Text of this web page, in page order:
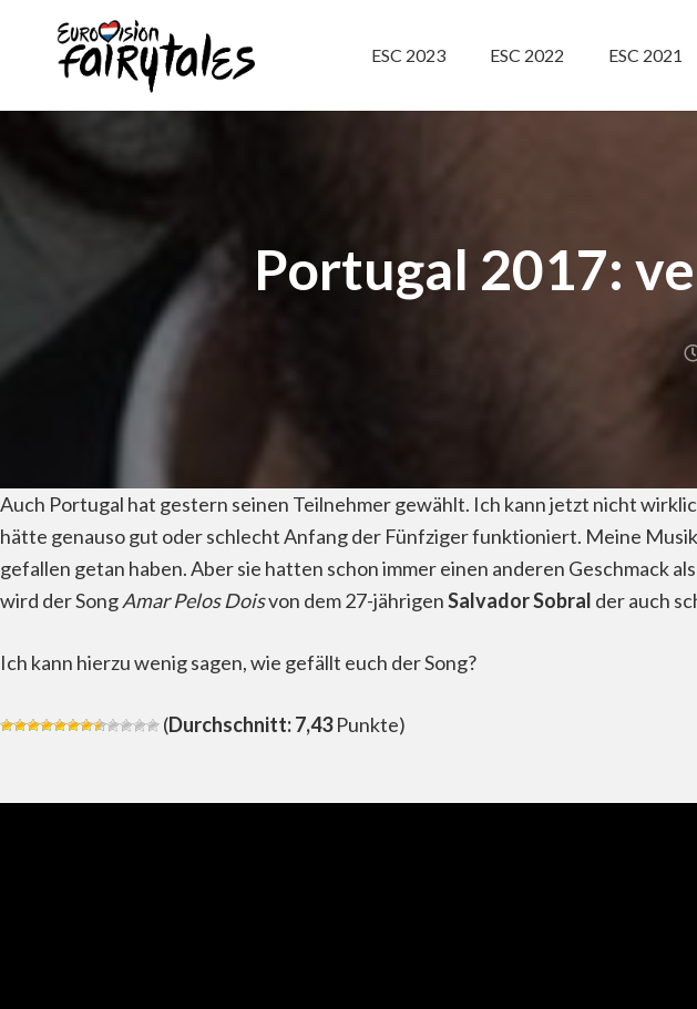
ESC 2023 ESC 2022 ESC 2021
Portugal 2017:
Auch Portugal hat gestern seinen Teilnehmer gewählt. Ich kann jetzt nicht
hätte genauso gut oder schlecht Anfang der Fünfziger funktioniert. Meine
gefallen getan haben. Aber sie hatten schon immer einen anderen Geschmack
wird der SongAmar Pelos Doisvon dem 27-jährigenSalvador Sobral der auch
Ich kann hierzu wenig sagen, wie gefällt euch der Song?
(Durchschnitt: 7,43Punkte)